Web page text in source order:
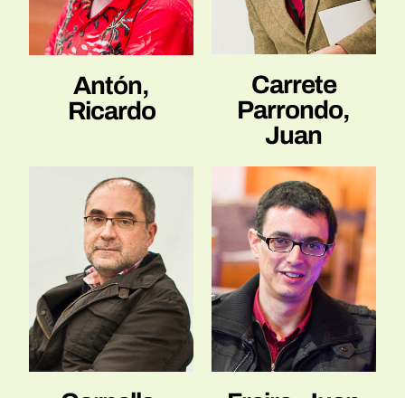
Antón,
Ricardo
Carrete
Parrondo,
Juan